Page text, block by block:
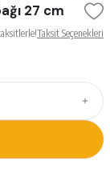
27 cm
Taksit Seçenekleri